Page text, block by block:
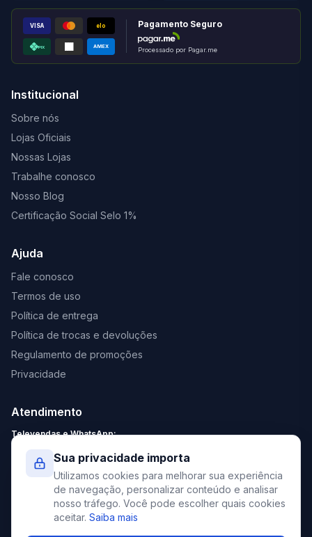
VISA elo
PIX AMEX
Pagamento Seguro
Processado por Pagar.me
Institucional
Sobre nós
Lojas Oficiais
Nossas Lojas
Trabalhe conosco
Nosso Blog
Certificação Social Selo 1%
Ajuda
Fale conosco
Termos de uso
Política de entrega
Política de trocas e devoluções
Regulamento de promoções
Privacidade
Atendimento
Televendas e WhatsApp:
Sábado: 9:00 - 13:00
contato@elevato.com.br
+55 51 4042-9413
Sua privacidade importa
Utilizamos cookies para melhorar sua experiência
de navegação, personalizar conteúdo e analisar
nosso tráfego. Você pode escolher quais cookies
aceitar. Saiba mais